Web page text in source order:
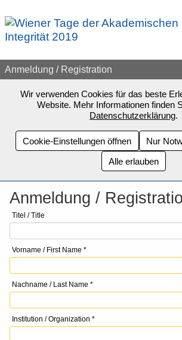
Anmeldung / Registration
Wir verwenden Cookies für das beste
Website. Mehr Informationen finden
Datenschutzerklärung.
Cookie-Einstellungen öffnen
Nur
Alle erlauben
Anmeldung /
Titel / Title
Vorname / First Name *
Nachname / Last Name *
Institution / Organization *